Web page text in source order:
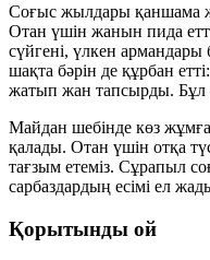
Соғыс жылдары қаншама
Отан үшін жанын пида
сүйгені, үлкен армандары
шақта бәрін де құрбан
жатып жан тапсырды.
Майдан шебінде көз
қалады. Отан үшін отқа
тағзым етеміз. Сұрапыл
сарбаздардың есімі ел
Қорытынды ой